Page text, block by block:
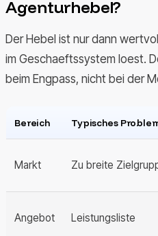
Agenturhebel?
Der Hebel ist nur dann
im Geschaeftssystem loest.
beim Engpass, nicht bei der
Bereich Typisches
Markt Zu breite
Angebot Leistungsliste